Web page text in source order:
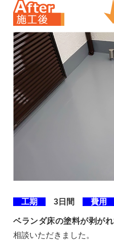
工期 3日間 費用
ベランダ床の塗料が剥が
相談いただきました。